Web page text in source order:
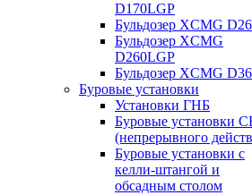
D170LGP
Бульдозер XCMG
Бульдозер XCMG
D260LGP
Бульдозер XCMG
Буровые установки
Установки ГНБ
Буровые установки
(непрерывного
Буровые установки с
келли-штангой и
обсадным столом